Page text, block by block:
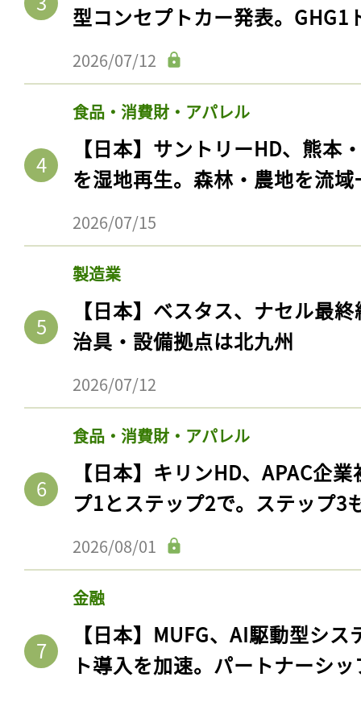
型コンセプトカー発表。GHG1
2026/07/12
食品・消費財・アパレル
【日本】サントリーHD、熊本
を湿地再生。森林・農地を流
2026/07/15
製造業
【日本】ベスタス、ナセル最
治具・設備拠点は北九州
2026/07/12
食品・消費財・アパレル
【日本】キリンHD、APAC企
プ1とステップ2で。ステップ3
2026/08/01
金融
【日本】MUFG、AI駆動型シ
ト導入を加速。パートナーシ